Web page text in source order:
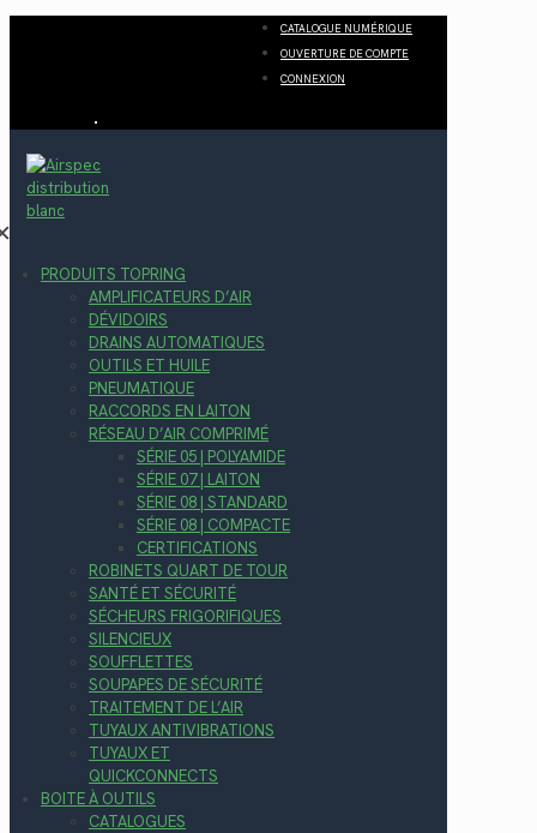
CATALOGUE NUMÉRIQUE
OUVERTURE DE COMPTE
CONNEXION
PRODUITS TOPRING
AMPLIFICATEURS D’AIR
DÉVIDOIRS
DRAINS AUTOMATIQUES
OUTILS ET HUILE
PNEUMATIQUE
RACCORDS EN LAITON
RÉSEAU D’AIR COMPRIMÉ
SÉRIE 05 | POLYAMIDE
SÉRIE 07 | LAITON
SÉRIE 08 | STANDARD
SÉRIE 08 | COMPACTE
CERTIFICATIONS
ROBINETS QUART DE TOUR
SANTÉ ET SÉCURITÉ
SÉCHEURS FRIGORIFIQUES
SILENCIEUX
SOUFFLETTES
SOUPAPES DE SÉCURITÉ
TRAITEMENT DE L’AIR
TUYAUX ANTIVIBRATIONS
TUYAUX ET
QUICKCONNECTS
BOITE À OUTILS
CATALOGUES